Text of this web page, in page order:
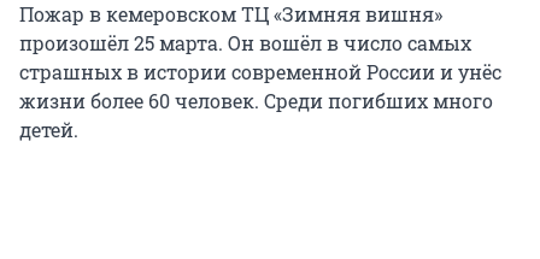
Пожар в кемеровском ТЦ «Зимняя вишня»
произошёл 25 марта. Он вошёл в число самых
страшных в истории современной России и унёс
жизни более 60 человек. Среди погибших много
детей.